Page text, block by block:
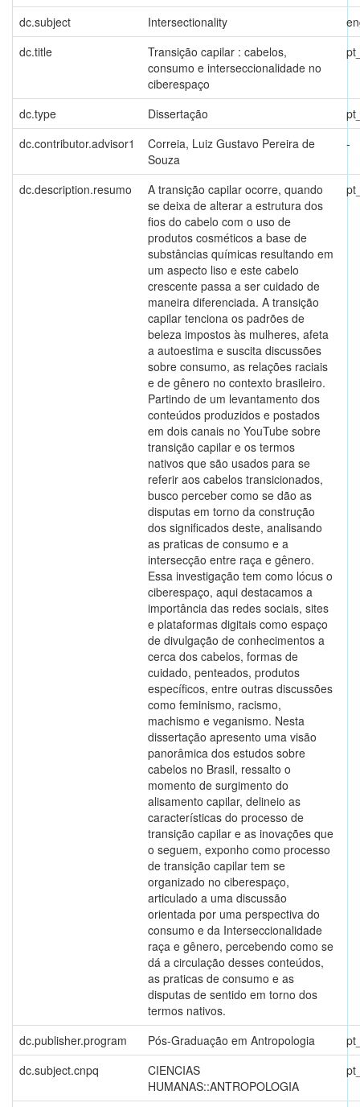
dc.subject Intersectionality
dc.title
Transição capilar : cabelos,
consumo e interseccionalidade no
ciberespaço
dc.type Dissertação
dc.contributor.advisor1
Correia, Luiz Gustavo Pereira de
Souza
-
dc.description.resumo
A transição capilar ocorre, quando
se deixa de alterar a estrutura dos
fios do cabelo com o uso de
produtos cosméticos a base de
substâncias químicas resultando em
um aspecto liso e este cabelo
crescente passa a ser cuidado de
maneira diferenciada. A transição
capilar tenciona os padrões de
beleza impostos às mulheres, afeta
a autoestima e suscita discussões
sobre consumo, as relações raciais
e de gênero no contexto brasileiro.
Partindo de um levantamento dos
conteúdos produzidos e postados
em dois canais no YouTube sobre
transição capilar e os termos
nativos que são usados para se
referir aos cabelos transicionados,
busco perceber como se dão as
disputas em torno da construção
dos significados deste, analisando
as praticas de consumo e a
intersecção entre raça e gênero.
Essa investigação tem como lócus o
ciberespaço, aqui destacamos a
importância das redes sociais, sites
e plataformas digitais como espaço
de divulgação de conhecimentos a
cerca dos cabelos, formas de
cuidado, penteados, produtos
específicos, entre outras discussões
como feminismo, racismo,
machismo e veganismo. Nesta
dissertação apresento uma visão
panorâmica dos estudos sobre
cabelos no Brasil, ressalto o
momento de surgimento do
alisamento capilar, delineio as
características do processo de
transição capilar e as inovações que
o seguem, exponho como processo
de transição capilar tem se
organizado no ciberespaço,
articulado a uma discussão
orientada por uma perspectiva do
consumo e da Interseccionalidade
raça e gênero, percebendo como se
dá a circulação desses conteúdos,
as praticas de consumo e as
disputas de sentido em torno dos
termos nativos.
dc.publisher.program Pós-Graduação em Antropologia
dc.subject.cnpq
CIENCIAS
HUMANAS::ANTROPOLOGIA